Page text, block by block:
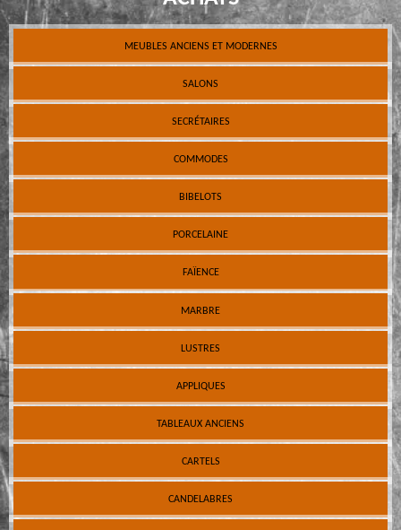
MEUBLES ANCIENS ET MODERNES
SALONS
SECRÉTAIRES
COMMODES
BIBELOTS
PORCELAINE
FAÏENCE
MARBRE
LUSTRES
APPLIQUES
TABLEAUX ANCIENS
CARTELS
CANDELABRES